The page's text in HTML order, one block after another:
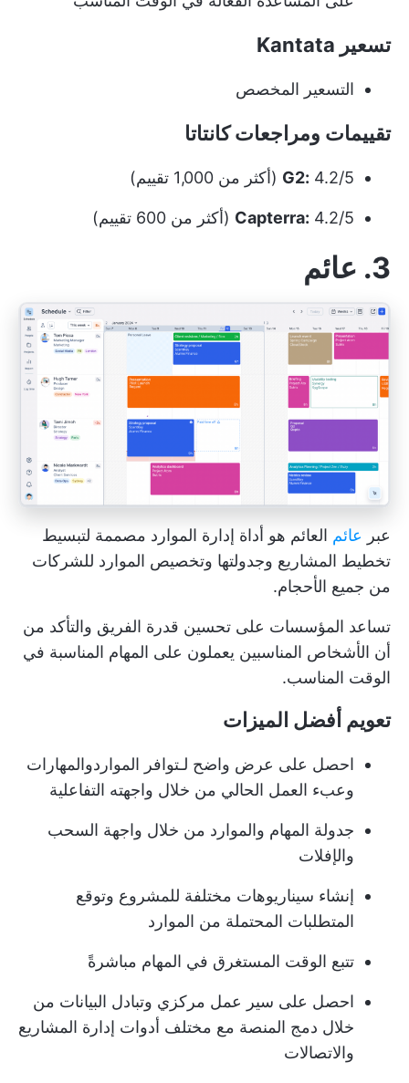
تسعير Kantata
التسعير المخصص
تقييمات ومراجعات كانتاتا
G2: 4.2/5 (أكثر من 1,000 تقييم)
Capterra: 4.2/5 (أكثر من 600 تقييم)
3. عائم
عبر عائم العائم هو أداة إدارة الموارد مصممة لتبسيط
تخطيط المشاريع وجدولتها وتخصيص الموارد للشركات
من جميع الأحجام.
تساعد المؤسسات على تحسين قدرة الفريق والتأكد من
أن الأشخاص المناسبين يعملون على المهام المناسبة في
الوقت المناسب.
تعويم أفضل الميزات
احصل على عرض واضح لـتوافر المواردوالمهارات
وعبء العمل الحالي من خلال واجهته التفاعلية
جدولة المهام والموارد من خلال واجهة السحب
والإفلات
إنشاء سيناريوهات مختلفة للمشروع وتوقع
المتطلبات المحتملة من الموارد
تتبع الوقت المستغرق في المهام مباشرةً
احصل على سير عمل مركزي وتبادل البيانات من
خلال دمج المنصة مع مختلف أدوات إدارة المشاريع
والاتصالات